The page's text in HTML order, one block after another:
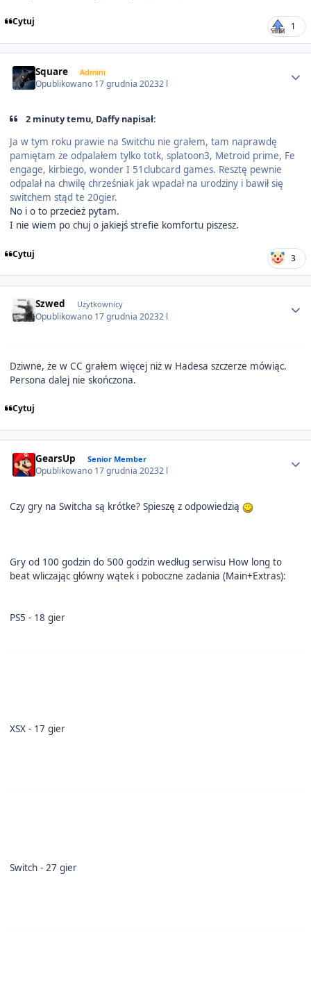
Cytuj 1
Square Admini
Opublikowano 17 grudnia 20232 l
2 minuty temu, Daffy napisał:
Ja w tym roku prawie na Switchu nie grałem, tam naprawdę
pamiętam że odpalałem tylko totk, splatoon3, Metroid prime, Fe
engage, kirbiego, wonder I 51clubcard games. Resztę pewnie
odpalał na chwilę chrześniak jak wpadał na urodziny i bawił się
switchem stąd te 20gier.
No i o to przecież pytam.
I nie wiem po chuj o jakiejś strefie komfortu piszesz.
Cytuj 3
Szwed Użytkownicy
Opublikowano 17 grudnia 20232 l
Dziwne, że w CC grałem więcej niż w Hadesa szczerze mówiąc.
Persona dalej nie skończona.
Cytuj
GearsUp Senior Member
Opublikowano 17 grudnia 20232 l
Czy gry na Switcha są krótke? Spieszę z odpowiedzią
Gry od 100 godzin do 500 godzin według serwisu How long to
beat wliczając główny wątek i poboczne zadania (Main+Extras):
PS5 - 18 gier
XSX - 17 gier
Switch - 27 gier